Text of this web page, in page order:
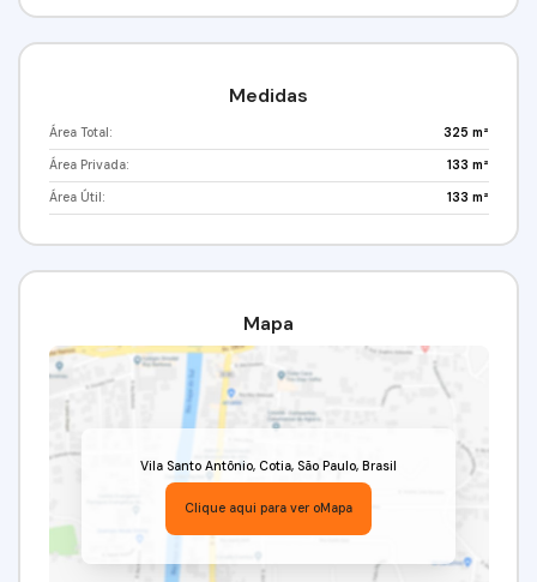
Medidas
Área Total: 325 m²
Área Privada: 133 m²
Área Útil: 133 m²
Mapa
Vila Santo Antônio, Cotia, São Paulo, Brasil
Clique aqui para ver oMapa